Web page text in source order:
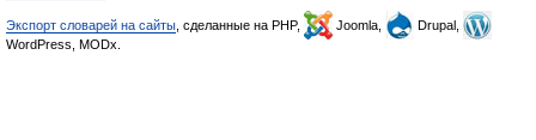
Экспорт словарей на сайты , сделанные на PHP, Joomla,
Drupal,
WordPress, MODx.